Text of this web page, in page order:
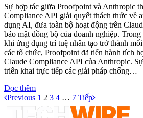
Sự hợp tác giữa Proofpoint và Anthropic
Compliance API giải quyết thách thức về
dụng AI, đưa toàn bộ hoạt động trên
bảo mật đồng bộ của doanh nghiệp.
khi ứng dụng trí tuệ nhân tạo trở thành
các tổ chức, Proofpoint đã tiến hành tích
Claude Compliance API của Anthropic.
triển khai trực tiếp các giải pháp chống…
Đọc thêm
Previous 1 2 3 4 … 7 Tiếp